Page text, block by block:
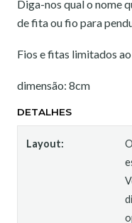
Diga-nos qual o nome
de fita ou fio para
Fios e fitas limitados
dimensão: 8cm
DETALHES
Layout: